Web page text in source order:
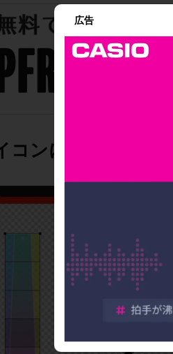
広告
ンについて